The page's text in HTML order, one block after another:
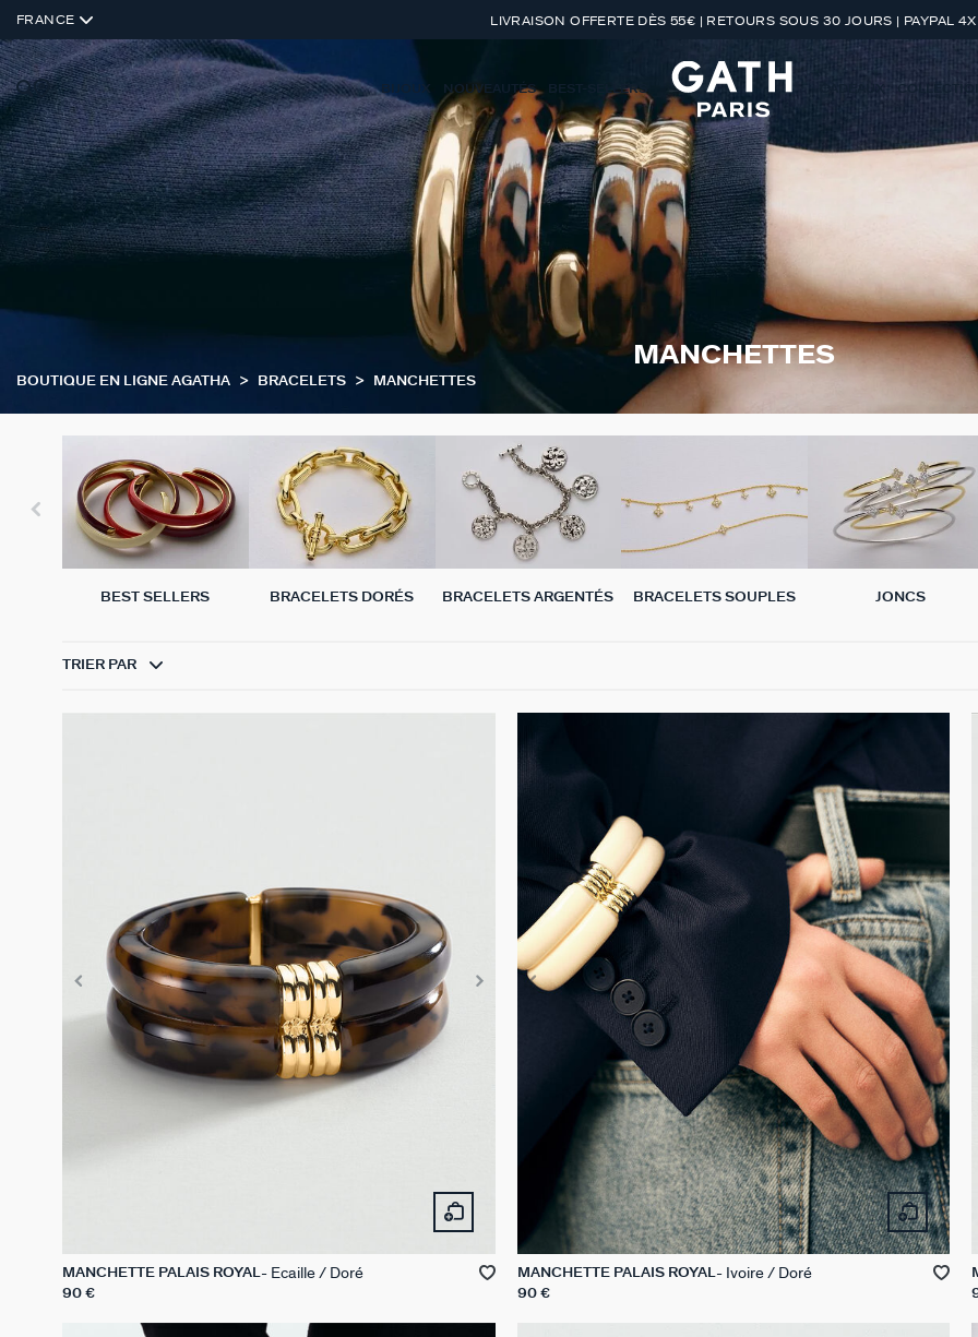
FRANCE LIVRAISON OFFERTE DÈS 55€ | RETOURS SOUS 30 JOURS | PAYPAL 4X
NOUVEAUTÉS BEST-SELLERS
MANCHETTES
BEST SELLERS BRACELETS DORÉS BRACELETS ARGENTÉS BRACELETS SOUPLES JONCS
BOUTIQUE EN LIGNE AGATHA BRACELETS MANCHETTES
TRIER PAR
MANCHETTE PALAIS ROYAL Ecaille / Doré
90 €
MANCHETTE PALAIS ROYAL Ivoire / Doré
90 €